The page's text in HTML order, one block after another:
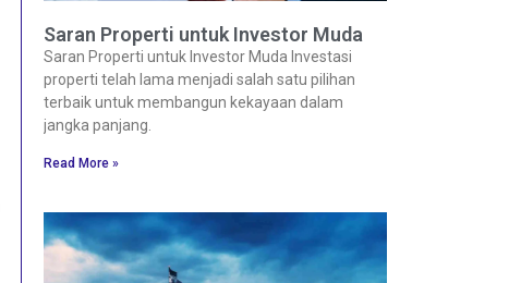
Saran Properti untuk Investor Muda
Saran Properti untuk Investor Muda Investasi
properti telah lama menjadi salah satu pilihan
terbaik untuk membangun kekayaan dalam
jangka panjang.
Read More »